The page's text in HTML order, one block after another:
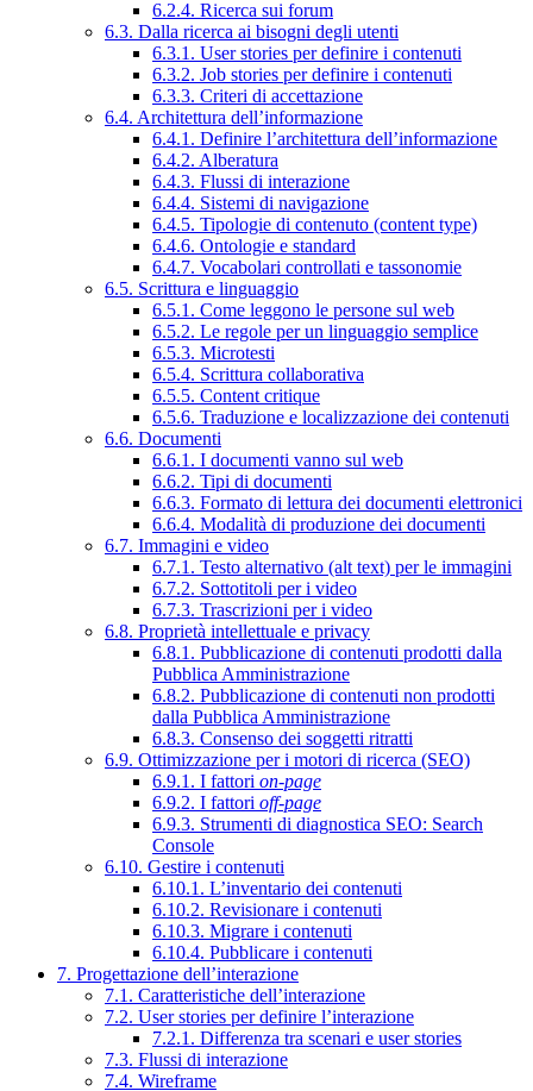
6.2.4. Ricerca sui forum
6.3. Dalla ricerca ai bisogni degli utenti
6.3.1. User stories per definire i contenuti
6.3.2. Job stories per definire i contenuti
6.3.3. Criteri di accettazione
6.4. Architettura dell’informazione
6.4.1. Definire l’architettura dell’informazione
6.4.2. Alberatura
6.4.3. Flussi di interazione
6.4.4. Sistemi di navigazione
6.4.5. Tipologie di contenuto (content type)
6.4.6. Ontologie e standard
6.4.7. Vocabolari controllati e tassonomie
6.5. Scrittura e linguaggio
6.5.1. Come leggono le persone sul web
6.5.2. Le regole per un linguaggio semplice
6.5.3. Microtesti
6.5.4. Scrittura collaborativa
6.5.5. Content critique
6.5.6. Traduzione e localizzazione dei contenuti
6.6. Documenti
6.6.1. I documenti vanno sul web
6.6.2. Tipi di documenti
6.6.3. Formato di lettura dei documenti elettronici
6.6.4. Modalità di produzione dei documenti
6.7. Immagini e video
6.7.1. Testo alternativo (alt text) per le immagini
6.7.2. Sottotitoli per i video
6.7.3. Trascrizioni per i video
6.8. Proprietà intellettuale e privacy
6.8.1. Pubblicazione di contenuti prodotti dalla
Pubblica Amministrazione
6.8.2. Pubblicazione di contenuti non prodotti
dalla Pubblica Amministrazione
6.8.3. Consenso dei soggetti ritratti
6.9. Ottimizzazione per i motori di ricerca (SEO)
6.9.1. I fattori on-page
6.9.2. I fattori off-page
6.9.3. Strumenti di diagnostica SEO: Search
Console
6.10. Gestire i contenuti
6.10.1. L’inventario dei contenuti
6.10.2. Revisionare i contenuti
6.10.3. Migrare i contenuti
6.10.4. Pubblicare i contenuti
7. Progettazione dell’interazione
7.1. Caratteristiche dell’interazione
7.2. User stories per definire l’interazione
7.2.1. Differenza tra scenari e user stories
7.3. Flussi di interazione
7.4. Wireframe